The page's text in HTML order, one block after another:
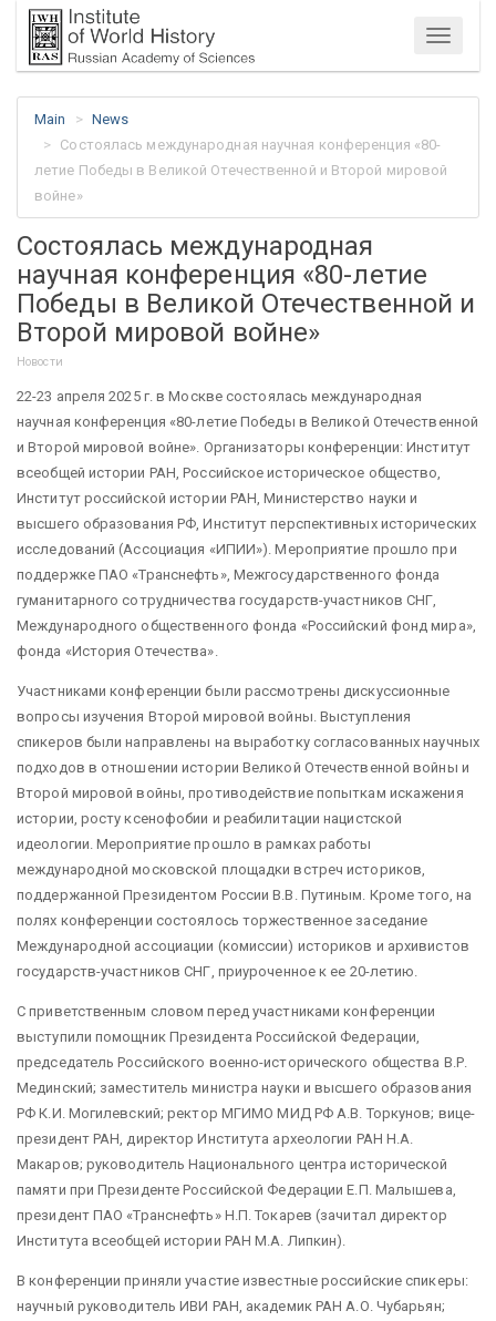
Menu
Main
News
Состоялась международная научная конференция «80-
летие Победы в Великой Отечественной и Второй мировой
войне»
Состоялась международная
научная конференция «80-летие
Победы в Великой Отечественной и
Второй мировой войне»
Новости
22-23 апреля 2025 г. в Москве состоялась международная
научная конференция «80-летие Победы в Великой Отечественной
и Второй мировой войне». Организаторы конференции: Институт
всеобщей истории РАН, Российское историческое общество,
Институт российской истории РАН, Министерство науки и
высшего образования РФ, Институт перспективных исторических
исследований (Ассоциация «ИПИИ»). Мероприятие прошло при
поддержке ПАО «Транснефть», Межгосударственного фонда
гуманитарного сотрудничества государств-участников СНГ,
Международного общественного фонда «Российский фонд мира»,
фонда «История Отечества».
Участниками конференции были рассмотрены дискуссионные
вопросы изучения Второй мировой войны. Выступления
спикеров были направлены на выработку согласованных научных
подходов в отношении истории Великой Отечественной войны и
Второй мировой войны, противодействие попыткам искажения
истории, росту ксенофобии и реабилитации нацистской
идеологии. Мероприятие прошло в рамках работы
международной московской площадки встреч историков,
поддержанной Президентом России В.В. Путиным. Кроме того, на
полях конференции состоялось торжественное заседание
Международной ассоциации (комиссии) историков и архивистов
государств-участников СНГ, приуроченное к ее 20-летию.
С приветственным словом перед участниками конференции
выступили помощник Президента Российской Федерации,
председатель Российского военно-исторического общества В.Р.
Мединский; заместитель министра науки и высшего образования
РФ К.И. Могилевский; ректор МГИМО МИД РФ А.В. Торкунов; вице-
президент РАН, директор Института археологии РАН Н.А.
Макаров; руководитель Национального центра исторической
памяти при Президенте Российской Федерации Е.П. Малышева,
президент ПАО «Транснефть» Н.П. Токарев (зачитал директор
Института всеобщей истории РАН М.А. Липкин).
В конференции приняли участие известные российские спикеры:
научный руководитель ИВИ РАН, академик РАН А.О. Чубарьян;